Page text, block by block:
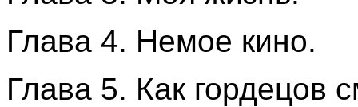
Глава 4. Немое кино.
Глава 5. Как гордецов